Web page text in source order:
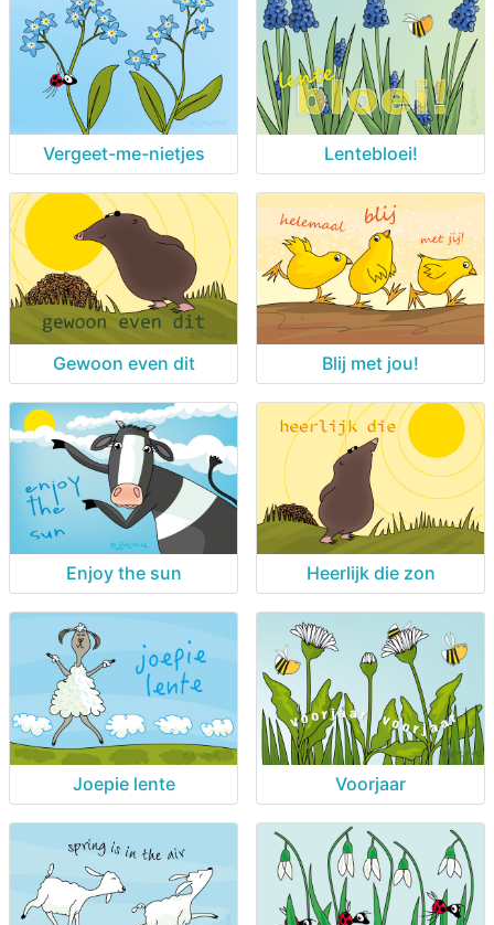
Vergeet-me-nietjes Lentebloei!
Gewoon even dit Blij met jou!
Enjoy the sun Heerlijk die zon
Joepie lente Voorjaar